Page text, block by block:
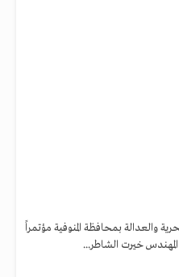
والعدالة بمحافظة المنوفية مؤتمراً
خيرت الشاطر...